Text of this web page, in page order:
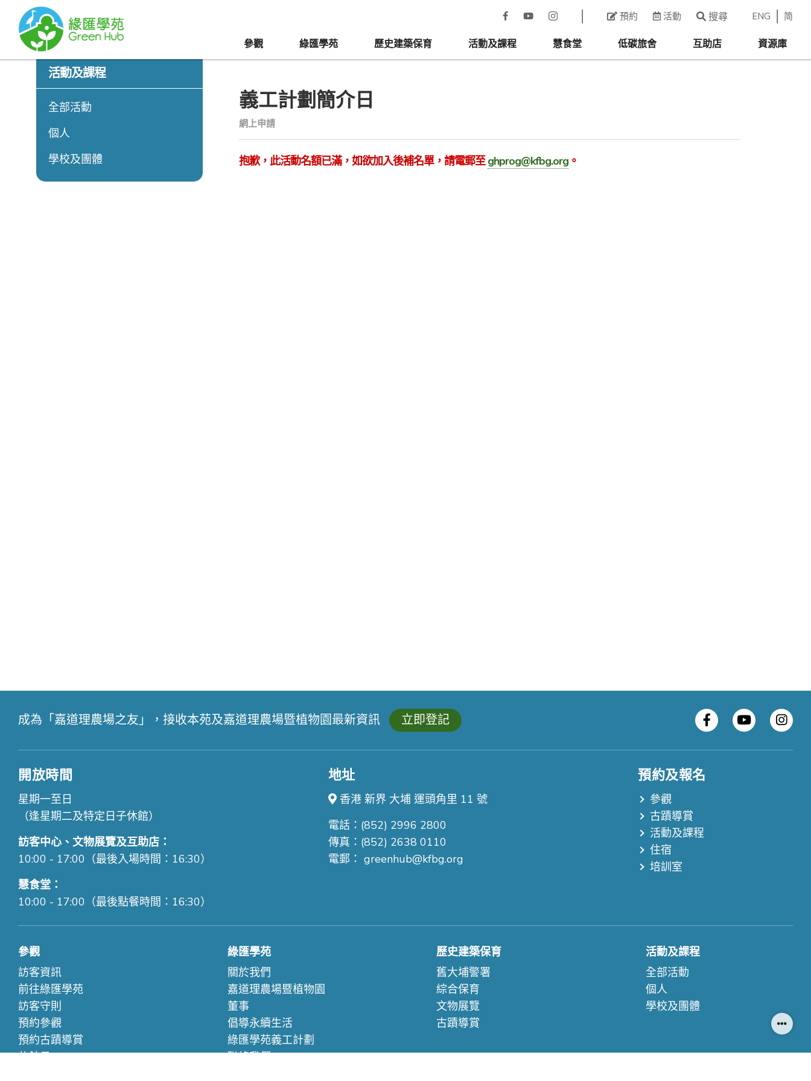
預約 活動 搜尋 ENG 简
參觀 綠匯學苑 歷史建築保育 活動及課程 慧食堂 低碳旅舍 互助店 資源庫
活動及課程
全部活動
個人
學校及團體
義工計劃簡介日
網上申請
抱歉，此活動名額已滿，如欲加入後補名單，請電郵至ghprog@kfbg.org 。
成為「嘉道理農場之友」，接收本苑及嘉道理農場暨植物園最新資訊 立即登記
開放時間
星期一至日
（逢星期二及特定日子休館）
訪客中心、文物展覽及互助店：
10:00 - 17:00（最後入場時間：16:30）
慧食堂：
10:00 - 17:00（最後點餐時間：16:30）
地址
香港 新界 大埔 運頭角里 11 號
電話：(852) 2996 2800
傳真：(852) 2638 0110
電郵： greenhub@kfbg.org
預約及報名
參觀
古蹟導賞
活動及課程
住宿
培訓室
參觀
訪客資訊
前往綠匯學苑
訪客守則
預約參觀
預約古蹟導賞
休館日
綠匯學苑
關於我們
嘉道理農場暨植物園
董事
倡導永續生活
綠匯學苑義工計劃
聯絡我們
歷史建築保育
舊大埔警署
綜合保育
文物展覽
古蹟導賞
活動及課程
全部活動
個人
學校及團體